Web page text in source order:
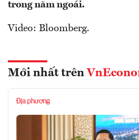
trong năm ngoái.
Video: Bloomberg.
Mới nhất trên
Địa phương